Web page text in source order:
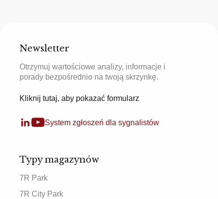
Newsletter
Otrzymuj wartościowe analizy, informacje i
porady bezpośrednio na twoją skrzynkę.
Kliknij tutaj, aby pokazać formularz
System zgłoszeń dla sygnalistów
Typy magazynów
7R Park
7R City Park